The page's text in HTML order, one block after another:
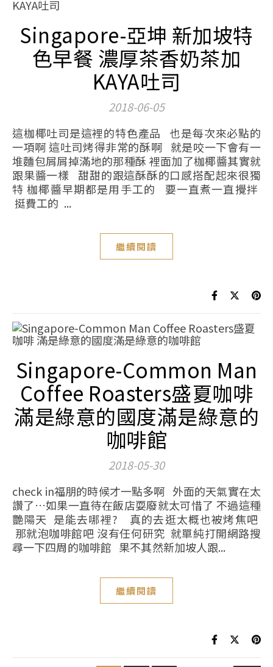
Singapore-亞坤 新加坡特
色早餐 濃厚茶香奶茶加
KAYA吐司
2018-06-05
這枷椰吐司是這裡的特色產品 也是每次來必點的
一項啊 這吐司烤得非常的酥啊 就是咬一下會有一
堆麵包屑屑掉滿地的那種酥 裡面加了枷椰醬其實就
跟果醬一樣 甜甜的跟這酥酥的口感搭配起來很獨
特 枷椰醬早期都是用手工的 要一直煮一直攪拌
挺費工的 ...
繼續閱讀
Singapore-Common Man
Coffee Roasters盛夏咖啡
滿是綠意的國度滿是綠意的
咖啡館
2018-05-30
check in福朋的時候才一點多啊 外面的天氣實在太
讚了…如果一直待在飯店耍廢就太可惜了 不過這種
艷陽天 是能去哪裡? 真的去逛太概也被烤焦吧
那就泡咖啡館吧 沒有任何研究 就單純打開網路搜
尋一下四周的咖啡館 果不其然新加坡人跟...
繼續閱讀